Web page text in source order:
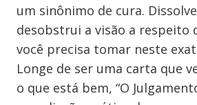
um sinônimo de cura.
desobstrui a visão a respeito
você precisa tomar neste
Longe de ser uma carta que
o que está bem, “O